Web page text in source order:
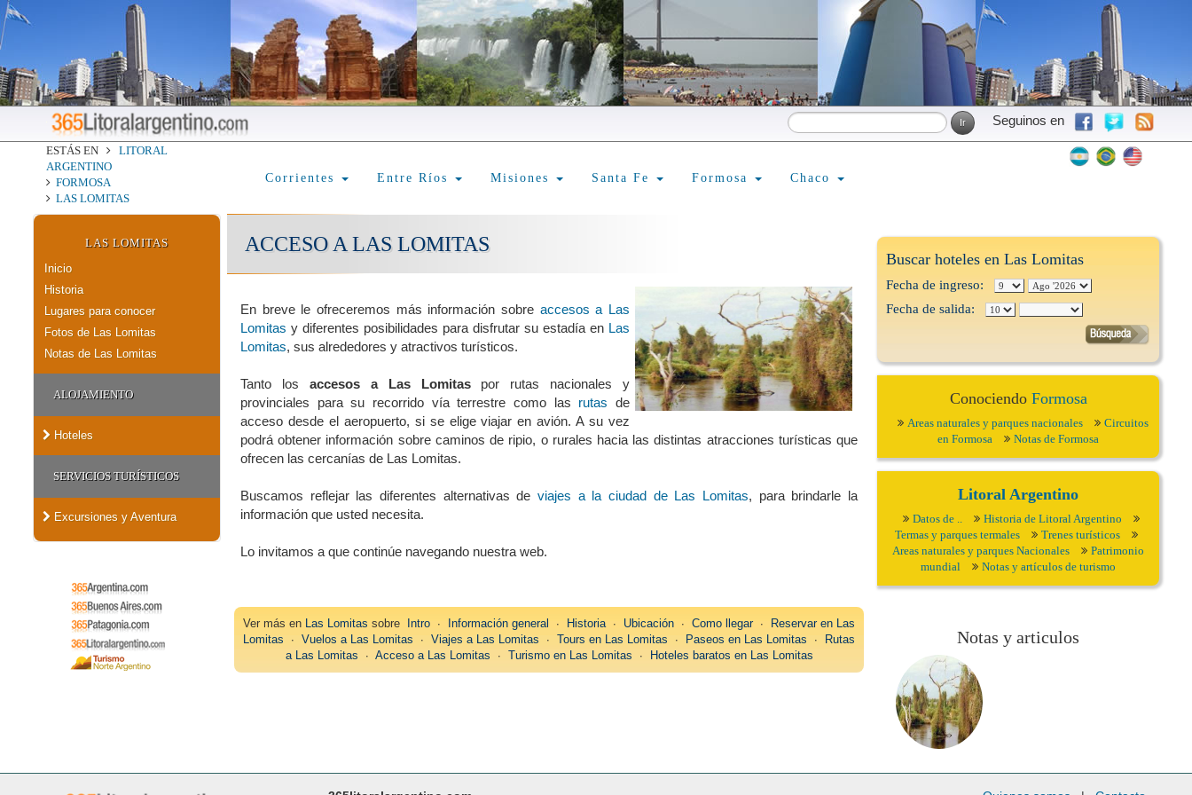
Seguinos en
ESTÁS EN
LITORAL
ARGENTINO
FORMOSA
LAS LOMITAS
Corrientes Entre Ríos Misiones Santa Fe Formosa Chaco
LAS LOMITAS
Inicio
Historia
Lugares para conocer
Fotos de Las Lomitas
Notas de Las Lomitas
ALOJAMIENTO
Hoteles
SERVICIOS TURÍSTICOS
Excursiones y Aventura
ACCESO A LAS LOMITAS
En breve le ofreceremos más información sobre accesos a Las
Lomitas y diferentes posibilidades para disfrutar su estadía en Las
Lomitas, sus alrededores y atractivos turísticos.
Tanto los accesos a Las Lomitaspor rutas nacionales y
provinciales para su recorrido vía terrestre como las rutas de
acceso desde el aeropuerto, si se elige viajar en avión. A su vez
podrá obtener información sobre caminos de ripio, o rurales hacia las distintas atracciones turísticas que
ofrecen las cercanías de Las Lomitas.
Buscamos reflejar las diferentes alternativas deviajes a la ciudad de Las Lomitas, para brindarle la
información que usted necesita.
Lo invitamos a que continúe navegando nuestra web.
Ver más en Las Lomitas sobre Intro ∙ Información general ∙ Historia∙ Ubicación ∙Como llegar∙
Reservar en Las
Lomitas ∙Vuelos a Las Lomitas ∙Viajes a Las Lomitas ∙Tours en Las Lomitas ∙ Paseos en Las Lomitas ∙
Rutas
a Las Lomitas ∙ Acceso a Las Lomitas ∙ Turismo en Las Lomitas ∙ Hoteles baratos en Las Lomitas
Buscar hoteles en Las Lomitas
Fecha de ingreso:
Fecha de salida:
Conociendo Formosa
Areas naturales y parques nacionales
Circuitos
en Formosa
Notas de Formosa
Litoral Argentino
Datos de ..
Historia de Litoral Argentino
Termas y parques termales
Trenes turísticos
Areas naturales y parques Nacionales
Patrimonio
mundial
Notas y artículos de turismo
Notas y articulos